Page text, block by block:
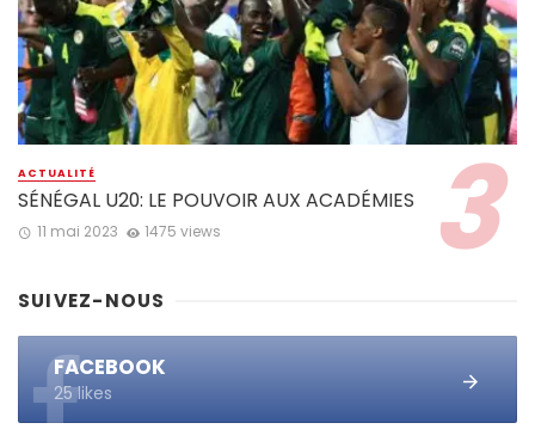
ACTUALITÉ
SÉNÉGAL U20: LE POUVOIR AUX ACADÉMIES
11 mai 2023 1475 views
SUIVEZ-NOUS
FACEBOOK
25 likes